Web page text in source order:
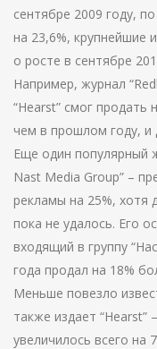
сентябре 2009 году,
на 23,6%, крупнейшие
о росте в сентябре
Например, журнал
“Hearst” смог
чем в прошлом году, и
Еще один популярный
Nast Media Group” –
рекламы на 25%, хотя
пока не удалось. Его
входящий в группу
года продал на 18%
Меньше повезло
также издает “Hearst”
увеличилось всего на